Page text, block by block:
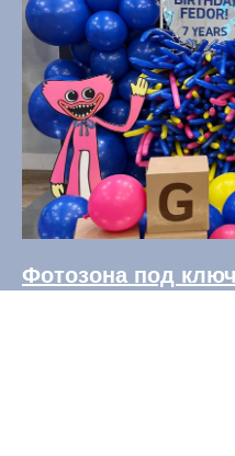
Фотозона под